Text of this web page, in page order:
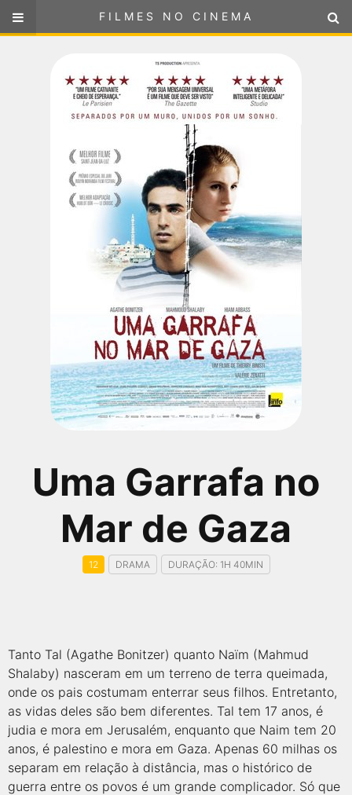
FILMES NO CINEMA
ou selecione sua localização
Uma Garrafa no
Mar de Gaza
12 DRAMA DURAÇÃO: 1H 40MIN
Tanto Tal (Agathe Bonitzer) quanto Naïm (Mahmud
Shalaby) nasceram em um terreno de terra queimada,
onde os pais costumam enterrar seus filhos. Entretanto,
as vidas deles são bem diferentes. Tal tem 17 anos, é
judia e mora em Jerusalém, enquanto que Naim tem 20
anos, é palestino e mora em Gaza. Apenas 60 milhas os
separam em relação à distância, mas o histórico de
guerra entre os povos é um grande complicador. Só que
FILMES NO CINEMA
SELECIONE SUA LOCALIZAÇÃO
FILMES EM CARTAZ
PRÓXIMOS LANÇAMENTOS
GÊNEROS
PÁGINA INICIAL
FilmesNoCinema.com.bré o maior localizador de filmes e
sessões de cinema no Brasil. Através dele, você pode
encontrar os filmes no cinema mais próximos a você ou a
qualquer cidade em território brasileiro. Você pode também
acessar informações sobre cinemas, horários, assistir aos
trailers e muito mais.